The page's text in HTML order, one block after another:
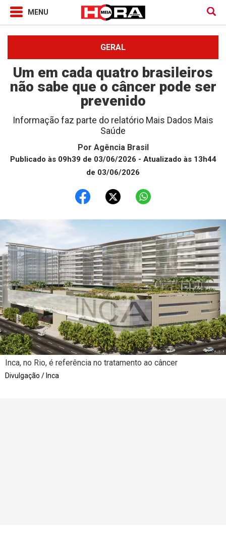
GERAL
Um em cada quatro brasileiros
não sabe que o câncer pode ser
prevenido
Informação faz parte do relatório Mais Dados Mais
Saúde
Por Agência Brasil
Publicado às 09h39 de 03/06/2026 - Atualizado às 13h44
de 03/06/2026
Inca, no Rio, é referência no tratamento ao câncer
Divulgação / Inca